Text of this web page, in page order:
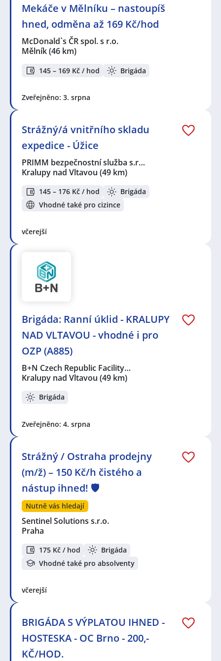
Mekáče v Mělníku – nastoupíš
hned, odměna až 169 Kč/hod
McDonald`s ČR spol. s r.o.
Mělník(46 km)
145 – 169 Kč / hod Brigáda
Zveřejněno: 3. srpna
Strážný/á vnitřního skladu
expedice - Úžice
PRIMM bezpečnostní služba s.r…
Kralupy nad Vltavou (49 km)
145 – 176 Kč / hod
Brigáda
Vhodné také pro cizince
včerejší
Brigáda: Ranní úklid - KRALUPY
NAD VLTAVOU - vhodné i pro
OZP (A885)
B+N Czech Republic Facility…
Kralupy nad Vltavou (49 km)
Brigáda
Zveřejněno: 4. srpna
Strážný / Ostraha prodejny
(m/ž) – 150 Kč/h čistého a
nástup ihned! 🛡️
Nutně vás hledají
Sentinel Solutions s.r.o.
Praha
175 Kč / hod
Brigáda
Vhodné také pro absolventy
včerejší
BRIGÁDA S VÝPLATOU IHNED -
HOSTESKA - OC Brno - 200,-
KČ/HOD.